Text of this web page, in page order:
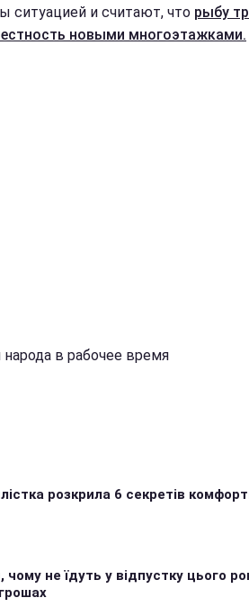
ситуацией и считают, что рыбу
новыми многоэтажками.
в рабочее время
розкрила 6 секретів
чому не їдуть у відпустку цього